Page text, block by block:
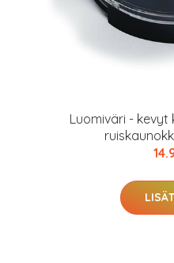
Luomiväri - kevyt